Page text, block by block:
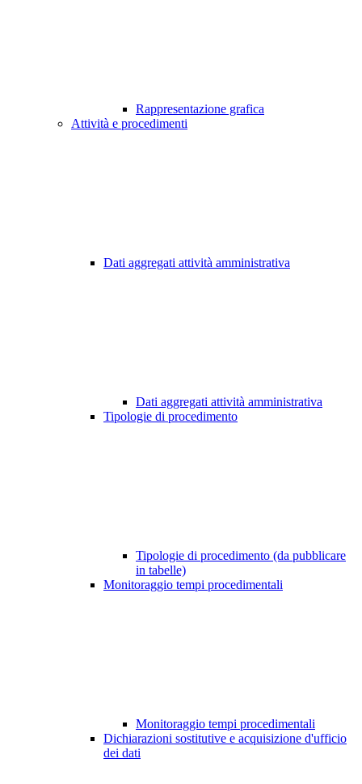
Rappresentazione grafica
Attività e procedimenti
Dati aggregati attività amministrativa
Dati aggregati attività amministrativa
Tipologie di procedimento
Tipologie di procedimento (da pubblicare
in tabelle)
Monitoraggio tempi procedimentali
Monitoraggio tempi procedimentali
Dichiarazioni sostitutive e acquisizione d'ufficio
dei dati